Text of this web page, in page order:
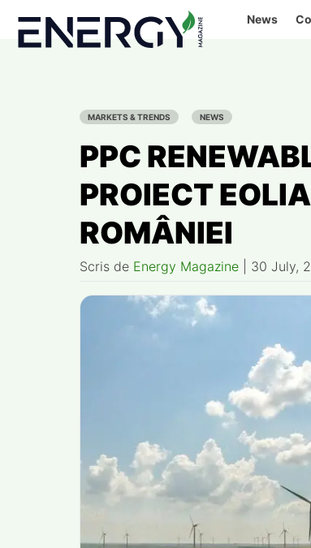
content
News
MARKETS & TRENDS NEWS
PPC
PROIECT
ROMÂNIEI
Scris de Energy Magazine 30 July,